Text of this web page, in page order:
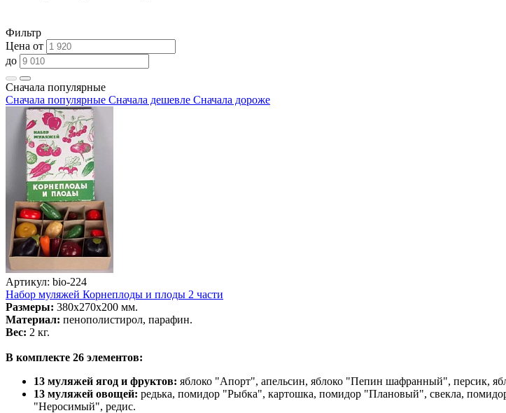
Фильтр
Цена от
до
Сначала популярные
Сначала популярные Сначала дешевле Сначала дороже
Артикул: bio-224
Набор муляжей Корнеплоды и плоды 2 части
Размеры: 380х270х200 мм.
Материал: пенополистирол, парафин.
Вес: 2 кг.
В комплекте 26 элементов:
13 муляжей ягод и фруктов: яблоко "Апорт", апельсин, яблоко "Пепин шафранный", персик,
13 муляжей овощей: редька, помидор "Рыбка", картошка, помидор "Плановый", свекла,
"Неросимый", редис.